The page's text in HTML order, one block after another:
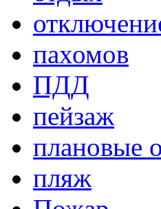
пахомов
ПДД
пейзаж
плановые
пляж